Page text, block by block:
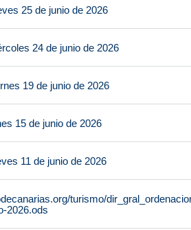
25 de junio de 2026
24 de junio de 2026
19 de junio de 2026
15 de junio de 2026
11 de junio de 2026
turismo/
2026.ods